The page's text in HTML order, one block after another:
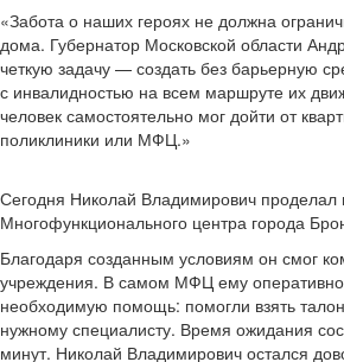
«Забота о наших героях не должна
дома. Губернатор Московской области
четкую задачу — создать без барьерную
с инвалидностью на всем маршруте их
человек самостоятельно мог дойти от
поликлиники или МФЦ.»
Сегодня Николай Владимирович проделал
Многофункционального центра города
Благодаря созданным условиям он смог
учреждения. В самом МФЦ ему оперативно
необходимую помощь: помогли взять
нужному специалисту. Время ожидания
минут. Николай Владимирович остался